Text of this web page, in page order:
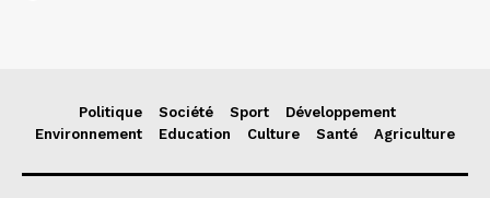
Politique Société Sport
Développement
Environnement
Education Culture Santé Agriculture